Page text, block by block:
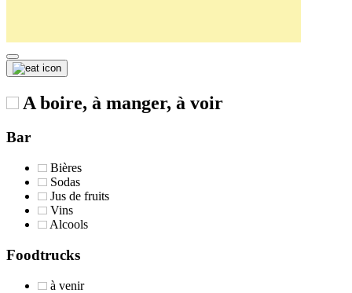
A boire, à manger, à voir
Bar
Bières
Sodas
Jus de fruits
Vins
Alcools
Foodtrucks
à venir